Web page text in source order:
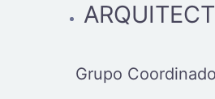
Grupo